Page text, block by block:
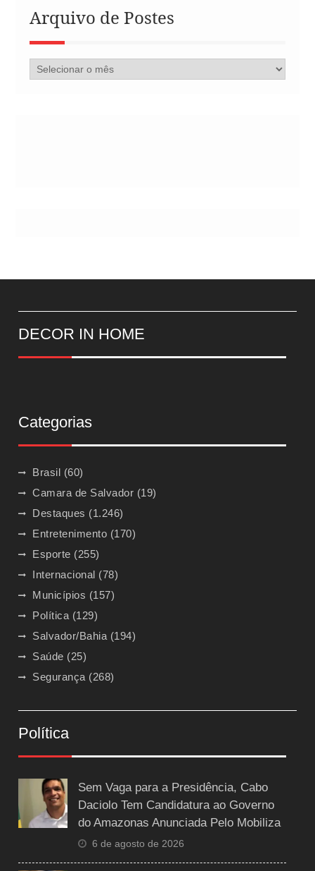
Arquivo de Postes
Arquivo
de
DECOR IN HOME
Categorias
Brasil (60)
Camara de Salvador (19)
Destaques (1.246)
Entretenimento (170)
Esporte (255)
Internacional (78)
Municípios (157)
Política (129)
Salvador/Bahia (194)
Saúde (25)
Segurança (268)
Política
Sem Vaga para a Presidência, Cabo
Daciolo Tem Candidatura ao Governo
do Amazonas Anunciada Pelo Mobiliza
6 de agosto de 2026